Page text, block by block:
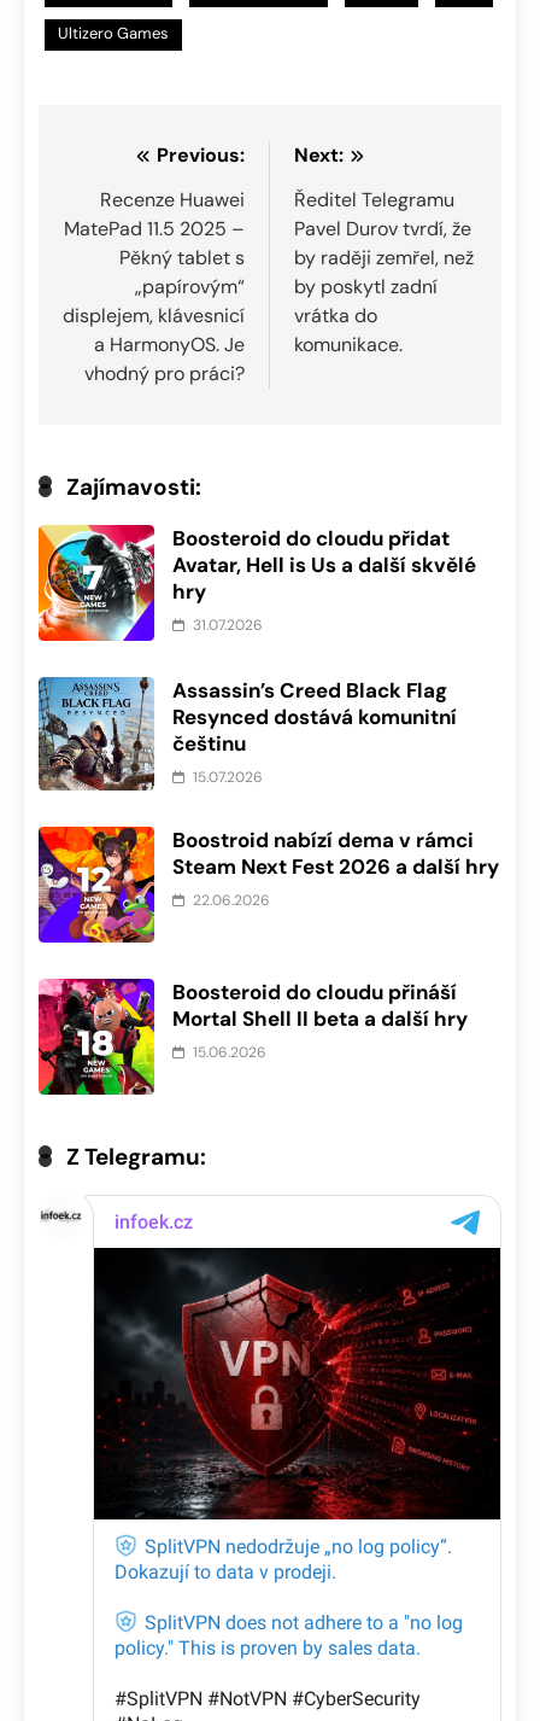
Ultizero Games
Navigace
pro
příspěvek
Previous:
Recenze Huawei
MatePad 11.5 2025 –
Pěkný tablet s
„papírovým“
displejem, klávesnicí
a HarmonyOS. Je
vhodný pro práci?
Next:
Ředitel Telegramu
Pavel Durov tvrdí, že
by raději zemřel, než
by poskytl zadní
vrátka do
komunikace.
Zajímavosti:
Boosteroid do cloudu přidat
Avatar, Hell is Us a další skvělé
hry
31.07.2026
Assassin’s Creed Black Flag
Resynced dostává komunitní
češtinu
15.07.2026
Boostroid nabízí dema v rámci
Steam Next Fest 2026 a další hry
22.06.2026
Boosteroid do cloudu přináší
Mortal Shell II beta a další hry
15.06.2026
Z Telegramu: